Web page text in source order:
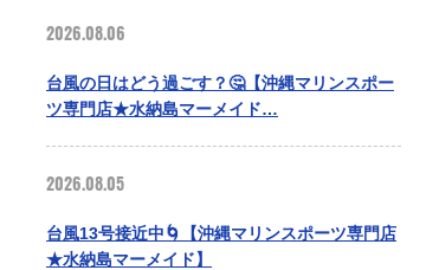
2026.08.06
台風の日はどう過ごす？🤔【沖縄マリンスポー
ツ専門店★水納島マーメイド…
2026.08.05
台風13号接近中🌀【沖縄マリンスポーツ専門店
★水納島マーメイド】